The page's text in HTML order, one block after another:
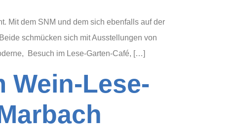
Mit dem SNM und dem sich ebenfalls auf der
schmücken sich mit Ausstellungen von
Besuch im Lese-Garten-Café, […]
Lese-